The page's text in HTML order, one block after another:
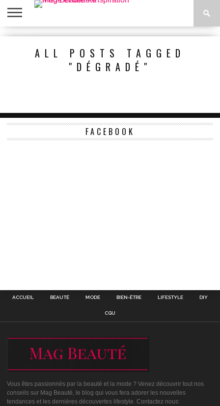
ACCUEIL
ALL POSTS TAGGED
"DÉGRADÉ"
FACEBOOK
ACCUEIL BEAUTÉ MODE BIEN-ÊTRE LIFESTYLE DIY
CGU
Vous êtes passionnés par la beauté et la mode ? Venez découvrir tout nos
conseils sur Mag Beauté, le blog qui vous fera adorer les nouvelles
tendances et les dernières découvertes lifestyle. Contactez nous: